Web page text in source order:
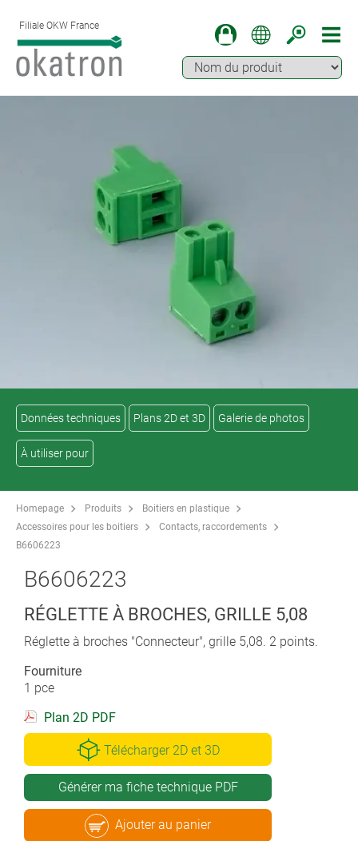
Filiale OKW France
Données techniques Plans 2D et 3D Galerie de photos
À utiliser pour
Homepage Produits
Boitiers en plastique
Accessoires pour les boitiers
Contacts, raccordements
B6606223
B6606223
RÉGLETTE À BROCHES, GRILLE 5,08
Réglette à broches "Connecteur", grille 5,08. 2 points.
Fourniture
1 pce
Plan 2D PDF
Télécharger 2D et 3D
Générer ma fiche technique PDF
Ajouter au panier